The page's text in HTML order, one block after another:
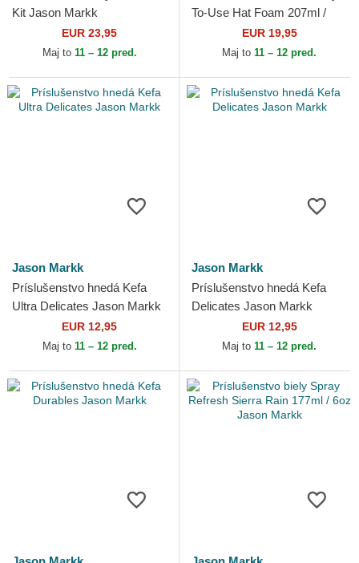
Kit Jason Markk
EUR 23,95
Maj to 11 – 12 pred.
To-Use Hat Foam 207ml /
7oz Jason Markk
EUR 19,95
Maj to 11 – 12 pred.
Jason Markk
Príslušenstvo hnedá Kefa
Ultra Delicates Jason Markk
EUR 12,95
Maj to 11 – 12 pred.
Jason Markk
Príslušenstvo hnedá Kefa
Delicates Jason Markk
EUR 12,95
Maj to 11 – 12 pred.